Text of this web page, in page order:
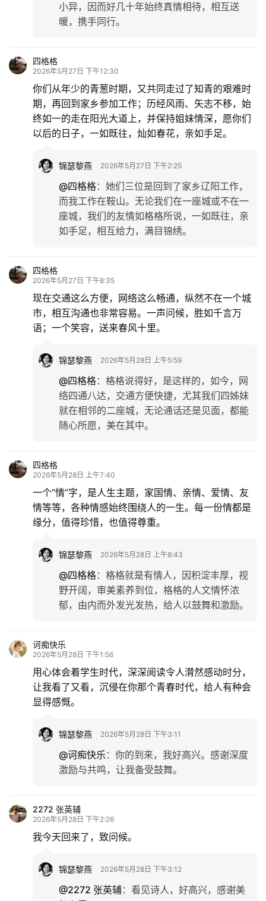
小异，因而好几十年始终真情相待，相互送
暖，携手同行。
四格格
2026年5月27日 下午12:30
你们从年少的青葱时期，又共同走过了知青的艰难时
期，再回到家乡参加工作；历经风雨、矢志不移，始
终如一的走在阳光大道上，并保持姐妹情深，愿你们
以后的日子，一如既往，灿如春花，亲如手足。
锦瑟黎燕 2026年5月27日 下午2:25
@四格格： 她们三位是回到了家乡辽阳工作，
而我工作在鞍山。无论我们在一座城或不在一
座城，我们的友情如格格所说，一如既往，亲
如手足，相互给力，满目锦绣。
四格格
2026年5月27日 下午8:35
现在交通这么方便，网络这么畅通，纵然不在一个城
市，相互沟通也非常容易。一声问候，胜如千言万
语；一个笑容，送来春风十里。
锦瑟黎燕 2026年5月28日 上午5:59
@四格格： 格格说得好，是这样的，如今，网
络四通八达，交通方便快捷，尤其我们四姊妹
就在相邻的二座城，无论通话还是见面，都能
随心所愿，美在其中。
四格格
2026年5月28日 上午7:40
一个“情”字，是人生主题，家国情、亲情、爱情、友
情等等，各种情感始终围绕人的一生。每一份情都是
缘分，值得珍惜，也值得尊重。
锦瑟黎燕 2026年5月28日 上午8:43
@四格格： 格格就是有情人，因积淀丰厚，视
野开阔，审美素养到位，格格的人文情怀浓
郁，由内而外发光发热，给人以鼓舞和激励。
诃痴快乐
2026年5月28日 下午1:56
用心体会着学生时代，深深阅读令人潸然感动时分，
让我看了又看，沉侵在你那个青春时代，给人有种会
显得感慨。
锦瑟黎燕 2026年5月28日 下午3:11
@诃痴快乐 ： 你的到来，我好高兴。感谢深度
激励与共鸣，让我备受鼓舞。
2272 张英辅
2026年5月28日 下午2:26
我今天回来了，致问候。
锦瑟黎燕 2026年5月28日 下午3:12
@2272 张英辅： 看见诗人，好高兴，感谢美